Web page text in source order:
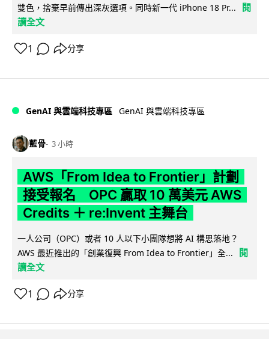
雙色，捨棄早前傳出深灰選項。同時新一代 iPhone 18 Pr...
閱
讀全文
1 分享
GenAI 與雲端科技專區 GenAI 與雲端科技專區
藍骨 3 小時
AWS「From Idea to Frontier」計劃
接受報名 OPC 贏取 10 萬美元 AWS
Credits ＋ re:Invent 主舞台
一人公司（OPC）或者 10 人以下小團隊想將 AI 構思落地？
AWS 最近推出的「創業復興 From Idea to Frontier」全...
閱
讀全文
1 分享